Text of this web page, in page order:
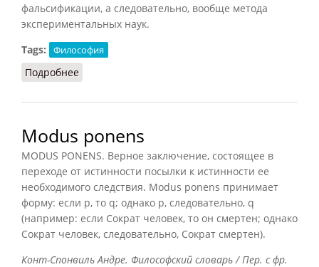
фальсификации, а следовательно, вообще метода
экспериментальных наук.
Tags:
Философия
Подробнее
Modus ponens
MODUS PONENS. Верное заключение, состоящее в
переходе от истинности посылки к истинности ее
необходимого следствия. Modus ponens принимает
форму: если р, то q; однако р, следовательно, q
(например: если Сократ человек, то он смертен; однако
Сократ человек, следовательно, Сократ смертен).
Конт-Спонвиль Андре. Философский словарь / Пер. с фр.